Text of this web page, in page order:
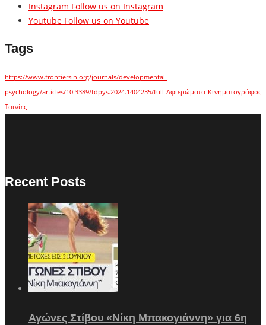
Instagram Follow us on Instagram
Youtube Follow us on Youtube
Tags
https://www.frontiersin.org/journals/developmental-
psychology/articles/10.3389/fdpys.2024.1404235/full Αφιερώματα Κινηματογράφος
Ταινίες
Recent Posts
Αγώνες Στίβου «Νίκη Μπακογιάννη» για 6η